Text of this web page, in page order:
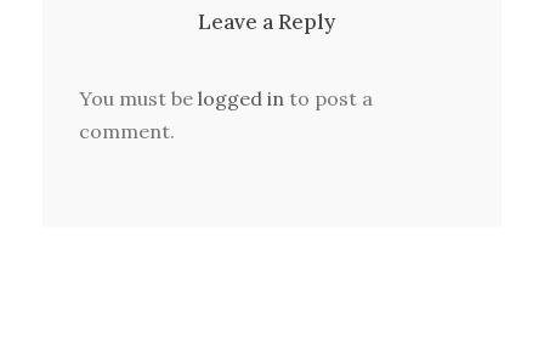
Leave a Reply
You must be logged in to post a
comment.